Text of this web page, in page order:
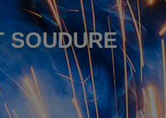
SOUDURE